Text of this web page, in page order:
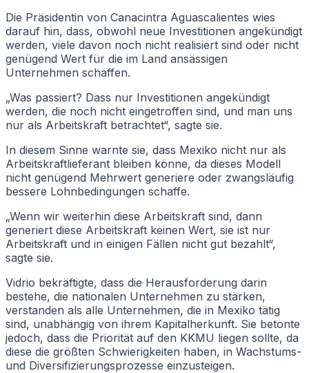
Die Präsidentin von Canacintra Aguascalientes wies
darauf hin, dass, obwohl neue Investitionen angekündigt
werden, viele davon noch nicht realisiert sind oder nicht
genügend Wert für die im Land ansässigen
Unternehmen schaffen.
„Was passiert? Dass nur Investitionen angekündigt
werden, die noch nicht eingetroffen sind, und man uns
nur als Arbeitskraft betrachtet“, sagte sie.
In diesem Sinne warnte sie, dass Mexiko nicht nur als
Arbeitskraftlieferant bleiben könne, da dieses Modell
nicht genügend Mehrwert generiere oder zwangsläufig
bessere Lohnbedingungen schaffe.
„Wenn wir weiterhin diese Arbeitskraft sind, dann
generiert diese Arbeitskraft keinen Wert, sie ist nur
Arbeitskraft und in einigen Fällen nicht gut bezahlt“,
sagte sie.
Vidrio bekräftigte, dass die Herausforderung darin
bestehe, die nationalen Unternehmen zu stärken,
verstanden als alle Unternehmen, die in Mexiko tätig
sind, unabhängig von ihrem Kapitalherkunft. Sie betonte
jedoch, dass die Priorität auf den KKMU liegen sollte, da
diese die größten Schwierigkeiten haben, in Wachstums-
und Diversifizierungsprozesse einzusteigen.